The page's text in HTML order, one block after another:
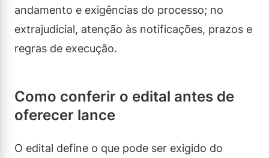
andamento e exigências do processo; no
extrajudicial, atenção às notificações, prazos e
regras de execução.
Como conferir o edital antes de
oferecer lance
O edital define o que pode ser exigido do